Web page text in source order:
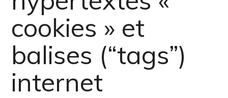
cookies » et
balises (“tags”)
internet